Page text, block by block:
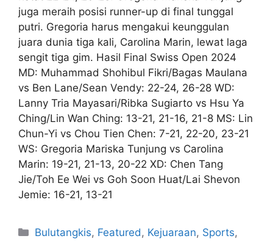
juga meraih posisi runner-up di final tunggal
putri. Gregoria harus mengakui keunggulan
juara dunia tiga kali, Carolina Marin, lewat laga
sengit tiga gim. Hasil Final Swiss Open 2024
MD: Muhammad Shohibul Fikri/Bagas Maulana
vs Ben Lane/Sean Vendy: 22-24, 26-28 WD:
Lanny Tria Mayasari/Ribka Sugiarto vs Hsu Ya
Ching/Lin Wan Ching: 13-21, 21-16, 21-8 MS: Lin
Chun-Yi vs Chou Tien Chen: 7-21, 22-20, 23-21
WS: Gregoria Mariska Tunjung vs Carolina
Marin: 19-21, 21-13, 20-22 XD: Chen Tang
Jie/Toh Ee Wei vs Goh Soon Huat/Lai Shevon
Jemie: 16-21, 13-21
Bulutangkis, Featured, Kejuaraan, Sports,